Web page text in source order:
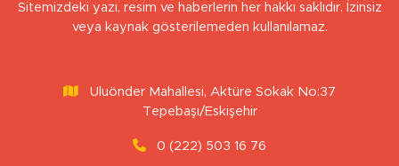
Sitemizdeki yazı, resim ve haberlerin her hakkı saklıdır. İzinsiz
veya kaynak gösterilemeden kullanılamaz.
Uluönder Mahallesi, Aktüre Sokak No:37
Tepebaşı/Eskişehir
0 (222) 503 16 76